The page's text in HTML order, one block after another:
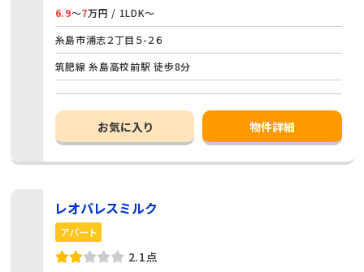
6.9～7万円 / 1LDK～
糸島市浦志２丁目５-２６
筑肥線 糸島高校前駅 徒歩8分
お気に入り 物件詳細
レオパレスミルク
アパート
2.1点